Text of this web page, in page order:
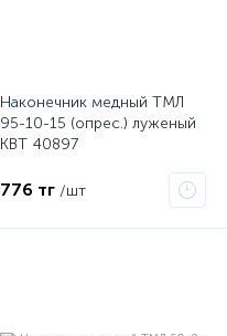
Наконечник медный ТМЛ
95-10-15 (опрес.) луженый
КВТ 40897
776 тг /шт